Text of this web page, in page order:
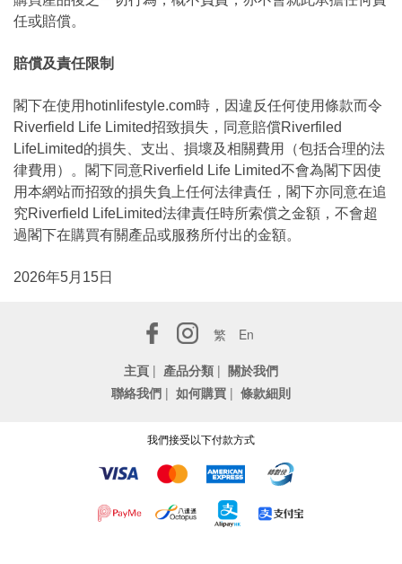
任或賠償。
賠償及責任限制
閣下在使用hotinlifestyle.com時，因違反任何使用條款而令
Riverfield Life Limited招致損失，同意賠償Riverfiled
LifeLimited的損失、支出、損壞及相關費用（包括合理的法
律費用）。閣下同意Riverfield Life Limited不會為閣下因使
用本網站而招致的損失負上任何法律責任，閣下亦同意在追
究Riverfield LifeLimited法律責任時所索償之金額，不會超
過閣下在購買有關產品或服務所付出的金額。
2026年5月15日
繁
En
主頁 | 產品分類 | 關於我們
聯絡我們 | 如何購買 | 條款細則
我們接受以下付款方式